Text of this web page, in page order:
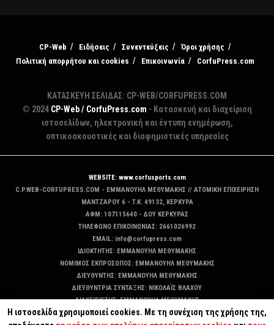
CP-Web Ειδήσεις Συνεντεύξεις
Όροι χρήσης
Πολιτική απορρήτου και cookies
Επικοινωνία CorfuPress.com
ΚΑΤΑΣΚΕΥΗ ΣΕΛΙΔΑΣ: CP-WEB/CORFUPRESS.COM
© 2024 CP-Web / CorfuPress.com - Κατασκευή και διαχείριση
ιστοσελίδων, ηλεκτρονική και έντυπη ενημέρωση,
οπτικοακουστικές και διαφημιστικές υπηρεσίες
WEBSITE: www.corfusports.com
C.P.WEB-CORFUPRESS.COM - ΕΜΜΑΝΟΥΗΛ ΜΕΘΥΜΑΚΗΣ // ΑΤΟΜΙΚΗ ΕΠΙΧΕΙΡΗΣΗ
MANTZAΡΟΥ 6 - T.K. 49132, ΚΕΡΚΥΡΑ
ΑΦΜ: 107115640 - ΔΟΥ ΚΕΡΚΥΡΑΣ
ΤΗΛΕΦΩΝΟ ΕΠΙΚΟΙΝΩΝΙΑΣ: 2661026992
EMAIL: info@corfupress.com
ΙΔΙΟΚΤΗΤΗΣ: EMMANOYΗΛ ΜΕΘΥΜΑΚΗΣ
ΝΟΜΙΜΟΣ ΕΚΠΡΟΣΩΠΟΣ: EMMANOYΗΛ ΜΕΘΥΜΑΚΗΣ
ΔΙΕΥΘΥΝΤΗΣ: EMMANOYΗΛ ΜΕΘΥΜΑΚΗΣ
ΔΙΕΥΘΥΝΤΡΙΑ ΣΥΝΤΑΞΗΣ: ΝΙΚΟΛΑΪΣ ΒΛΑΧΟΥ
ΔΙΑΧΕΙΡΙΣΤΗΣ: EMMANOYΗΛ ΜΕΘΥΜΑΚΗΣ
ΔΙΚΑΙΟΥΧΟΣ DOMAIN: ΕΜΜΑΝΟΥΗΛ ΜΕΘΥΜΑΚΗΣ
Η ιστοσελίδα χρησιμοποιεί cookies. Με τη συνέχιση της χρήσης της,